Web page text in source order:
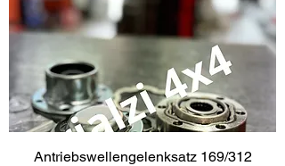
Antriebswellengelenksatz 169/312